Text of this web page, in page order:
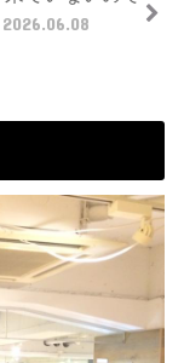
2026.06.08